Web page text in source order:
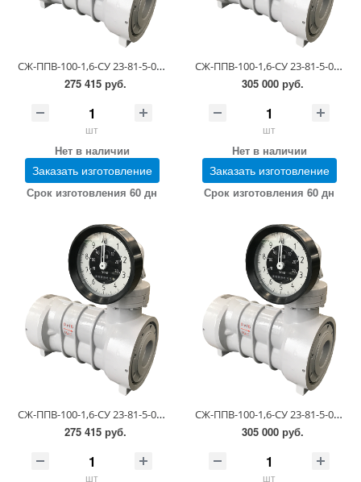
СЖ-ППВ-100-1,6-СУ 23-81-5-0.00.00 (1,1-6,0 сСт; ПГ 0,5)
275 415 руб.
шт
Нет в наличии
Заказать изготовление
Срок изготовления 60 дн
СЖ-ППВ-100-1,6-СУ 23-81-5-0.00.00 (6,0-60 сСт; ПГ 0,25)
305 000 руб.
шт
Нет в наличии
Заказать изготовление
Срок изготовления 60 дн
СЖ-ППВ-100-1,6-СУ 23-81-5-0.00.00 (6,0-60 сСт; ПГ 0,5)
275 415 руб.
шт
СЖ-ППВ-100-1,6-СУ 23-81-5-0.00.00 (60-300 сСт; ПГ 0,25)
305 000 руб.
шт